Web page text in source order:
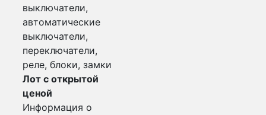
выключатели,
автоматические
выключатели,
переключатели,
реле, блоки, замки
Лот с открытой
ценой
Информация о